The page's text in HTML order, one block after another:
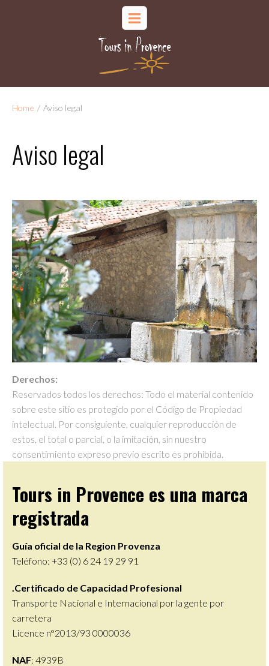
Home / Aviso legal
Aviso legal
Derechos:
Reservados todos los derechos: Todo el material contenido
sobre este sitio es protegido por el Código de Propiedad
intelectual. Por consiguiente, cualquier reproducción de
estos, el total o parcial, o la imitación, sin nuestro
consentimiento expreso previo escrito es prohibida.
Tours in Provence es una marca
registrada
Guía oficial de la Region Provenza
Teléfono: +33 (0) 6 24 19 29 91
.Certificado de Capacidad Profesional
Transporte Nacional e Internacional por la gente por
carretera
Licence n°2013/93 0000036
NAF: 4939B